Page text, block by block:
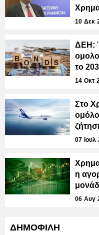
10 Δεκ
ΔΕΗ:
το
14 Οκτ
Στο
07 Ιουλ
η
06 Αυγ
ΔΗΜΟΦΙΛΗ